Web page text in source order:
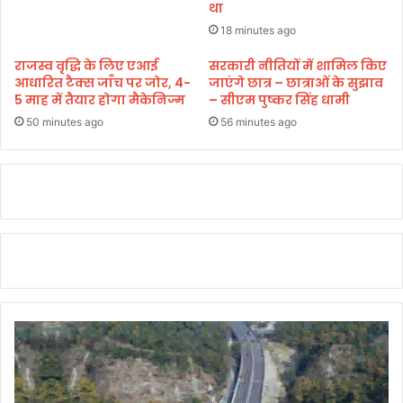
रु
आ
त
.
कि
या
च
क्का
म
यों
ड़ी
प
रे
शा
था
18 minutes ago
राजस्व वृद्धि के लिए एआई
आधारित टैक्स जाँच पर जोर, 4-
5 माह में तैयार होगा मैकेनिज्म
50 minutes ago
सरकारी नीतियों में शामिल किए
जाएंगे छात्र – छात्राओं के सुझाव
– सीएम पुष्कर सिंह धामी
56 minutes ago